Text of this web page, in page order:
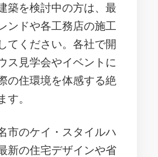
築を検討中の方は、最
ンドや各工務店の施工
てください。各社で開
ス見学会やイベントに
の住環境を体感する絶
す。
市のケイ・スタイルハ
新の住宅デザインや省